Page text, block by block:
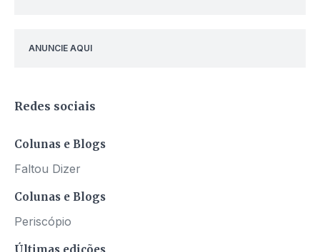
ANUNCIE AQUI
Redes sociais
Colunas e Blogs
Faltou Dizer
Colunas e Blogs
Periscópio